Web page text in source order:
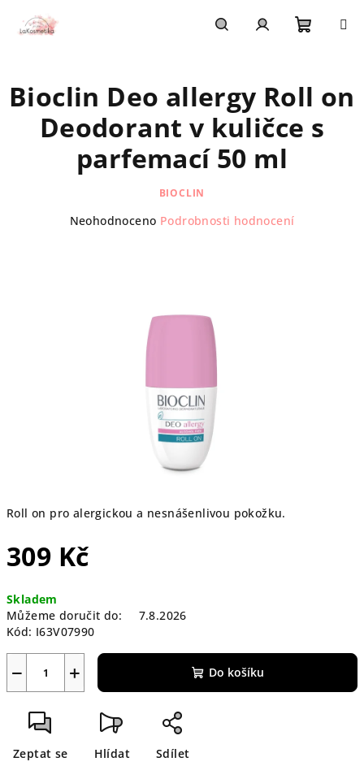
obsah
košík
Roll on pro alergickou a nesnášenlivou pokožku.
309 Kč
cena:
Skladem
Můžeme doručit do:
7.8.2026
Kód: I63V07990
+
− Do košíku
Zeptat se Hlídat Sdílet
Bioclin Deo allergy Roll on
Deodorant v kuličce s
parfemací 50 ml
BIOCLIN
Průměrné
Neohodnoceno Podrobnosti hodnocení